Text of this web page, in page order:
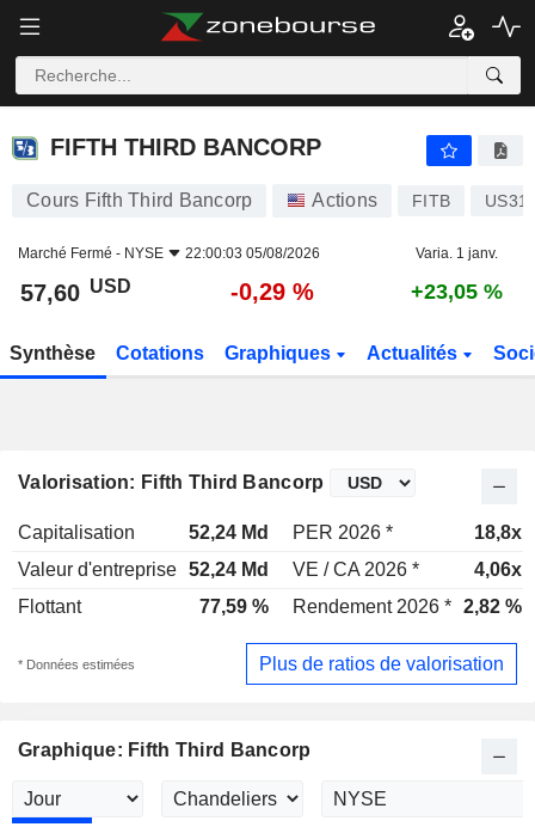
FIFTH THIRD BANCORP
FIFTH THIRD BANCORP
Cours Fifth Third Bancorp Actions FITB
Marché Fermé - NYSE 22:00:03 05/08/2026 Varia. 1 janv.
57,60 USD -0,29 % +23,05 %
Synthèse Cotations Graphiques Actualités
Valorisation: Fifth Third Bancorp
Capitalisation 52,24 Md PER 2026 *
18,8x
Valeur d'entreprise 52,24 Md VE / CA 2026 *
4,06x
Flottant
77,59 % Rendement 2026 * 2,82 %
* Données estimées Plus de ratios de valorisation
Graphique: Fifth Third Bancorp